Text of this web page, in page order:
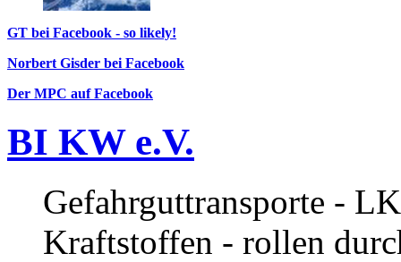
GT bei Facebook - so likely!
Norbert Gisder bei Facebook
Der MPC auf Facebook
BI KW e.V.
Gefahrguttransporte -
Kraftstoffen - rollen